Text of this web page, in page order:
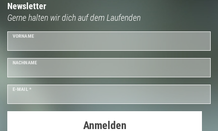
Newsletter
Gerne halten wir dich auf dem Laufenden
VORNAME
NACHNAME
E-MAIL *
Anmelden